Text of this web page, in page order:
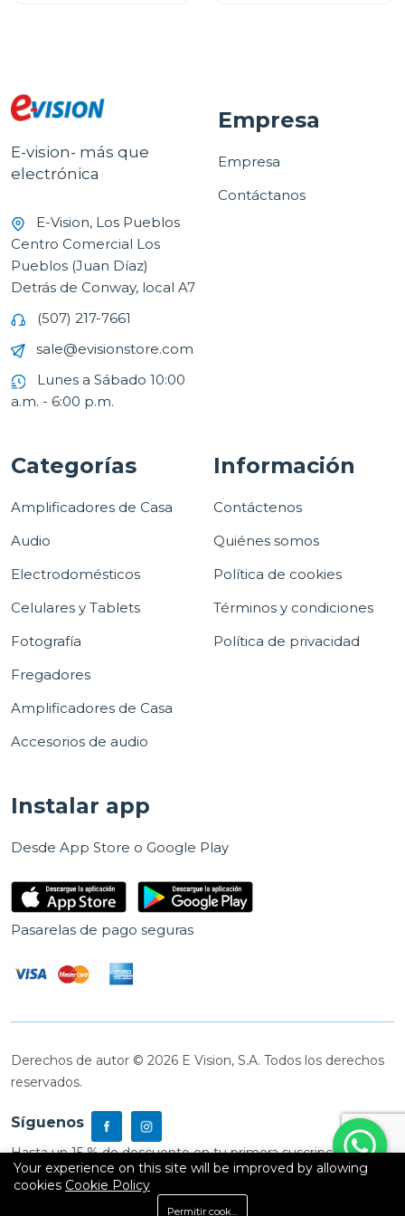
E-vision- más que
electrónica
E-Vision, Los Pueblos
Centro Comercial Los
Pueblos (Juan Díaz)
Detrás de Conway, local A7
(507) 217-7661
sale@evisionstore.com
Lunes a Sábado 10:00
a.m. - 6:00 p.m.
Empresa
Empresa
Contáctanos
Categorías
Amplificadores de Casa
Audio
Electrodomésticos
Celulares y Tablets
Fotografía
Fregadores
Amplificadores de Casa
Accesorios de audio
Información
Contáctenos
Quiénes somos
Política de cookies
Términos y condiciones
Política de privacidad
Instalar app
Desde App Store o Google Play
Pasarelas de pago seguras
Derechos de autor © 2026 E Vision, S.A. Todos los derechos
reservados.
Síguenos
Hasta un 15 % de descuento en tu primera suscripción
Your experience on this site will be improved by allowing
cookies Cookie Policy
Permitir cookies